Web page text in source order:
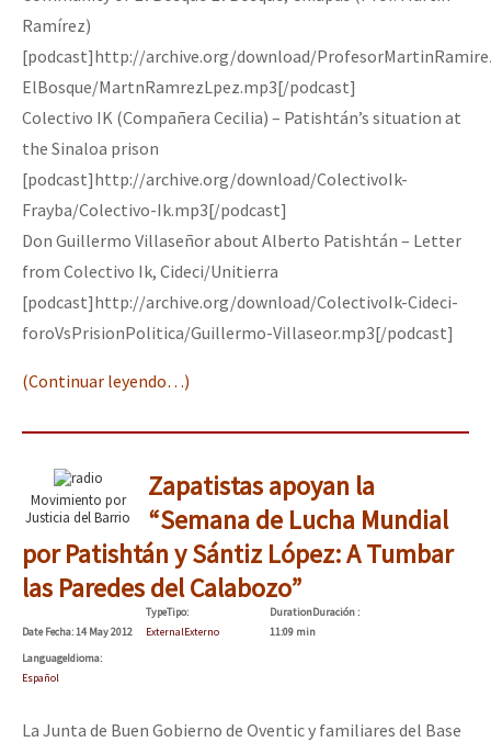
Ramírez)
[podcast]http://archive.org/download/
ElBosque/MartnRamrezLpez.mp3[/podcast]
Colectivo IK (Compañera Cecilia) – Patishtán’s situation at
the Sinaloa prison
[podcast]http://archive.org/download/ColectivoIk-
Frayba/Colectivo-Ik.mp3[/podcast]
Don Guillermo Villaseñor about Alberto Patishtán – Letter
from Colectivo Ik, Cideci/Unitierra
[podcast]http://archive.org/download/ColectivoIk-Cideci-
foroVsPrisionPolitica/Guillermo-Villaseor.mp3[/podcast]
(Continuar leyendo…)
Movimiento por
Justicia del Barrio
Zapatistas apoyan la
“Semana de Lucha Mundial
por Patishtán y Sántiz López: A Tumbar
las Paredes del Calabozo”
DateFecha: 14 May 2012
TypeTipo:
ExternalExterno
DurationDuración:
11:09 min
LanguageIdioma:
Español
La Junta de Buen Gobierno de Oventic y familiares del Base